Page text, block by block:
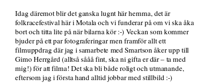
Idag däremot blir det ganska lugnt här hemma, det är
folkracefestival här i Motala och vi funderar på om vi ska åka
bort och titta lite på när bilarna kör :-) Veckan som kommer
bjuder på ett par fotograferingar men framför allt ett
filmuppdrag där jag i samarbete med Smartson åker upp till
Gimo Herrgård (alltså sååå fint, ska ni gifta er där – ta med
mig!) för att filma! Det ska bli både roligt och utmanande,
eftersom jag i första hand alltid jobbar med stillbild :-)